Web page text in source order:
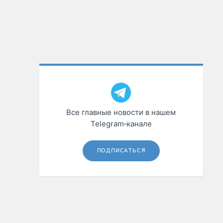
Все главные новости в нашем
Telegram‑канале
ПОДПИСАТЬСЯ